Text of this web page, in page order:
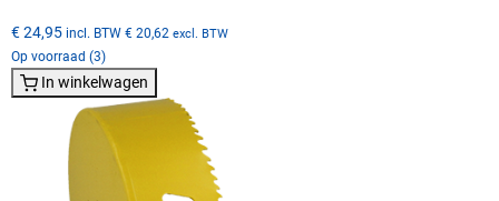
€ 24,95 incl. BTW € 20,62 excl. BTW
Op voorraad (3)
In winkelwagen